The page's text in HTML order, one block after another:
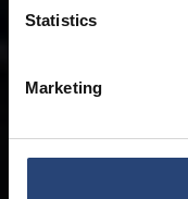
Statistics
Marketing